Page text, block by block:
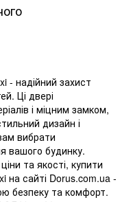
- надійний захист
Ці двері
і міцним замком,
дизайн і
вибрати
вашого будинку.
та якості, купити
на сайті Dorus.com.ua -
безпеку та комфорт.